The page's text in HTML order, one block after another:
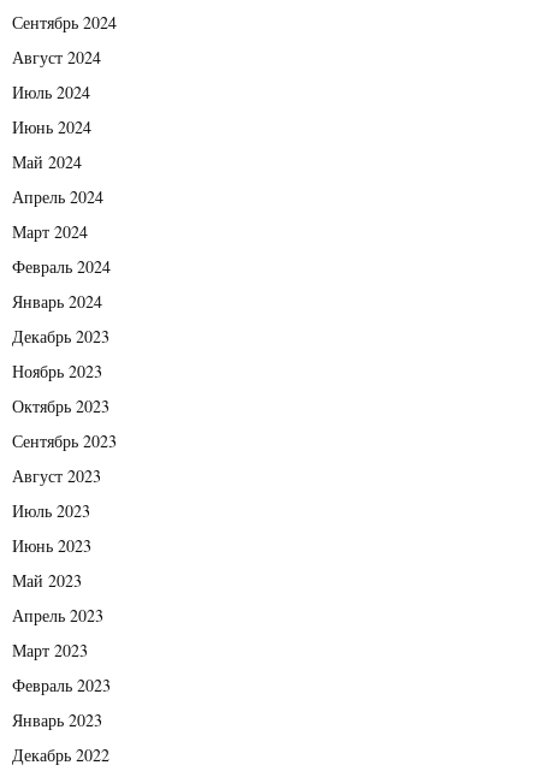
Сентябрь 2024
Август 2024
Июль 2024
Июнь 2024
Май 2024
Апрель 2024
Март 2024
Февраль 2024
Январь 2024
Декабрь 2023
Ноябрь 2023
Октябрь 2023
Сентябрь 2023
Август 2023
Июль 2023
Июнь 2023
Май 2023
Апрель 2023
Март 2023
Февраль 2023
Январь 2023
Декабрь 2022